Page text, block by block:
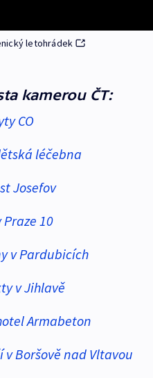
letohrádek
kamerou ČT:
CO
léčebna
Josefov
10
v Pardubicích
v Jihlavě
Armabeton
v Boršově nad Vltavou